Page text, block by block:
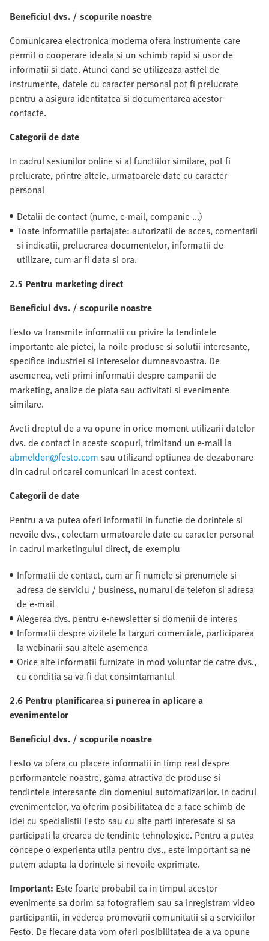
Beneficiul dvs. / scopurile noastre
Comunicarea electronica moderna ofera instrumente care
permit o cooperare ideala si un schimb rapid si usor de
informatii si date. Atunci cand se utilizeaza astfel de
instrumente, datele cu caracter personal pot fi prelucrate
pentru a asigura identitatea si documentarea acestor
contacte.
Categorii de date
In cadrul sesiunilor online si al functiilor similare, pot fi
prelucrate, printre altele, urmatoarele date cu caracter
personal
Detalii de contact (nume, e-mail, companie ...)
Toate informatiile partajate: autorizatii de acces, comentarii
si indicatii, prelucrarea documentelor, informatii de
utilizare, cum ar fi data si ora.
2.5 Pentru marketing direct
Beneficiul dvs. / scopurile noastre
Festo va transmite informatii cu privire la tendintele
importante ale pietei, la noile produse si solutii interesante,
specifice industriei si intereselor dumneavoastra. De
asemenea, veti primi informatii despre campanii de
marketing, analize de piata sau activitati si evenimente
similare.
Aveti dreptul de a va opune in orice moment utilizarii datelor
dvs. de contact in aceste scopuri, trimitand un e-mail la
abmelden@festo.com sau utilizand optiunea de dezabonare
din cadrul oricarei comunicari in acest context.
Categorii de date
Pentru a va putea oferi informatii in functie de dorintele si
nevoile dvs., colectam urmatoarele date cu caracter personal
in cadrul marketingului direct, de exemplu
Informatii de contact, cum ar fi numele si prenumele si
adresa de serviciu / business, numarul de telefon si adresa
de e-mail
Alegerea dvs. pentru e-newsletter si domenii de interes
Informatii despre vizitele la targuri comerciale, participarea
la webinarii sau altele asemenea
Orice alte informatii furnizate in mod voluntar de catre dvs.,
cu conditia sa va fi dat consimtamantul
2.6 Pentru planificarea si punerea in aplicare a
evenimentelor
Beneficiul dvs. / scopurile noastre
Festo va ofera cu placere informatii in timp real despre
performantele noastre, gama atractiva de produse si
tendintele interesante din domeniul automatizarilor. In cadrul
evenimentelor, va oferim posibilitatea de a face schimb de
idei cu specialistii Festo sau cu alte parti interesate si sa
participati la crearea de tendinte tehnologice. Pentru a putea
concepe o experienta utila pentru dvs., este important sa ne
putem adapta la dorintele si nevoile exprimate.
Important: Este foarte probabil ca in timpul acestor
evenimente sa dorim sa fotografiem sau sa inregistram video
participantii, in vederea promovarii comunitatii si a serviciilor
Festo. De fiecare data vom oferi posibilitatea de a va opune